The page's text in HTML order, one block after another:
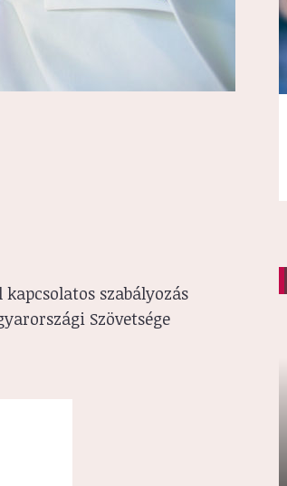
szabályozás
Szövetsége